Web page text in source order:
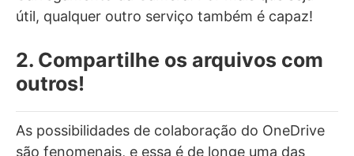
útil, qualquer outro serviço também é capaz!
2. Compartilhe os arquivos com
outros!
As possibilidades de colaboração do OneDrive
são fenomenais, e essa é de longe uma das